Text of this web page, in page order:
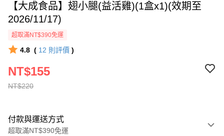
【大成食品】翅小腿(益活雞)(1盒x1)(效期至
2026/11/17)
超取滿NT$390免運
4.8 ( 12 則評價 )
NT$220
NT$155
付款與運送方式
超取滿NT$390免運